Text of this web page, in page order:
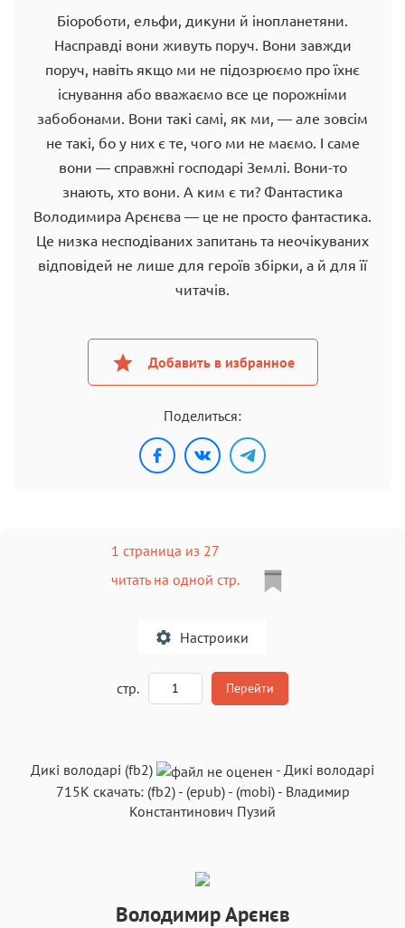
Біороботи, ельфи, дикуни й інопланетяни.
Насправді вони живуть поруч. Вони завжди
поруч, навіть якщо ми не підозрюємо про їхнє
існування або вважаємо все це порожніми
забобонами. Вони такі самі, як ми, — але зовсім
не такі, бо у них є те, чого ми не маємо. І саме
вони — справжні господарі Землі. Вони-то
знають, хто вони. А ким є ти? Фантастика
Володимира Арєнєва — це не просто фантастика.
Це низка несподіваних запитань та неочікуваних
відповідей не лише для героїв збірки, а й для її
читачів.
Добавить в избранное
Поделиться:
1 страница из 27
читать на одной стр.
Настроики
Garamond Fira Sans
стр. Перейти
Дикі володарі (fb2) - Дикі володарі
715K скачать: (fb2)- (epub)- (mobi)- Владимир
Константинович Пузий
Володимир Арєнєв